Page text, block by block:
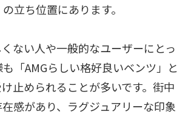
立ち位置にあります。
ない人や一般的なユーザーにとっ
「AMGらしい格好良いベンツ」と
止められることが多いです。街中
感があり、ラグジュアリーな印象